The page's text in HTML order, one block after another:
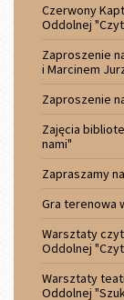
Czerwony
Oddolnej
Zaproszenie
i Marcinem
Zaproszenie
Zajęcia
nami"
Zapraszamy
Gra terenowa
Warsztaty
Oddolnej
Warsztaty
Oddolnej